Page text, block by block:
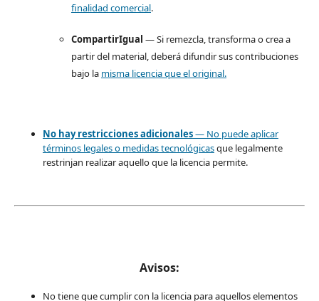
finalidad comercial.
CompartirIgual — Si remezcla, transforma o crea a
partir del material, deberá difundir sus contribuciones
bajo la misma licencia que el original.
No hay restricciones adicionales— No puede aplicar
términos legales o medidas tecnológicasque legalmente
restrinjan realizar aquello que la licencia permite.
Avisos:
No tiene que cumplir con la licencia para aquellos elementos